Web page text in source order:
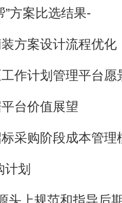
案比选结果-
案设计流程优化
计划管理平台愿
台价值展望
购阶段成本管理
划
上规范和指导后